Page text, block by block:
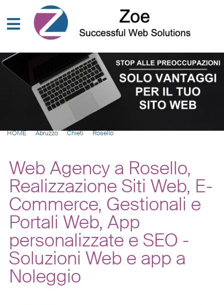
HOME Abruzzo Chieti Rosello
Web Agency a Rosello,
Realizzazione Siti Web, E-
Commerce, Gestionali e
Portali Web, App
personalizzate e SEO -
Soluzioni Web e app a
Noleggio